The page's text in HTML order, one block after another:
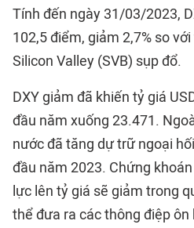
Tính đến ngày 31/03/2023,
102,5 điểm, giảm 2,7% so
Silicon Valley (SVB) sụp đổ.
DXY giảm đã khiến tỷ giá
đầu năm xuống 23.471.
nước đã tăng dự trữ ngoại
đầu năm 2023. Chứng
lực lên tỷ giá sẽ giảm trong
thể đưa ra các thông điệp ôn